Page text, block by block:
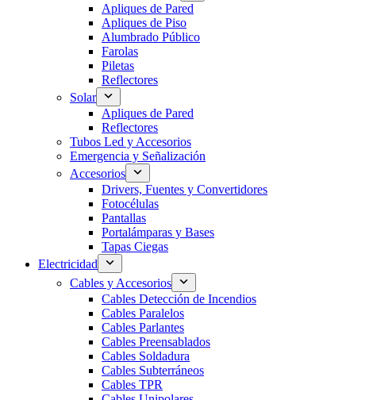
Apliques de Pared
Apliques de Piso
Alumbrado Público
Farolas
Piletas
Reflectores
Solar
Apliques de Pared
Reflectores
Tubos Led y Accesorios
Emergencia y Señalización
Accesorios
Drivers, Fuentes y Convertidores
Fotocélulas
Pantallas
Portalámparas y Bases
Tapas Ciegas
Electricidad
Cables y Accesorios
Cables Detección de Incendios
Cables Paralelos
Cables Parlantes
Cables Preensablados
Cables Soldadura
Cables Subterráneos
Cables TPR